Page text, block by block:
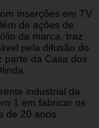
inserções em TV
de ações de
da marca, traz
pela difusão do
parte da Casa dos
industrial da
1 em fabricar os
de 20 anos.